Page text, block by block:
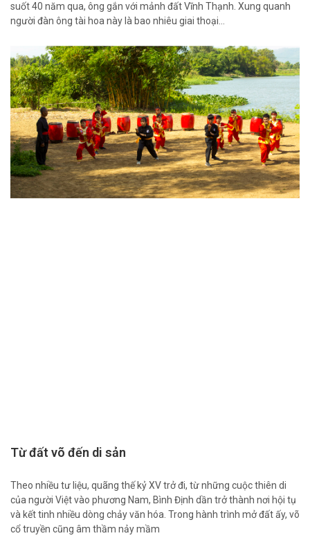
suốt 40 năm qua, ông gắn với mảnh đất Vĩnh Thạnh. Xung quanh
người đàn ông tài hoa này là bao nhiêu giai thoại…
Từ đất võ đến di sản
Theo nhiều tư liệu, quãng thế kỷ XV trở đi, từ những cuộc thiên di
của người Việt vào phương Nam, Bình Định dần trở thành nơi hội tụ
và kết tinh nhiều dòng chảy văn hóa. Trong hành trình mở đất ấy, võ
cổ truyền cũng âm thầm nảy mầm